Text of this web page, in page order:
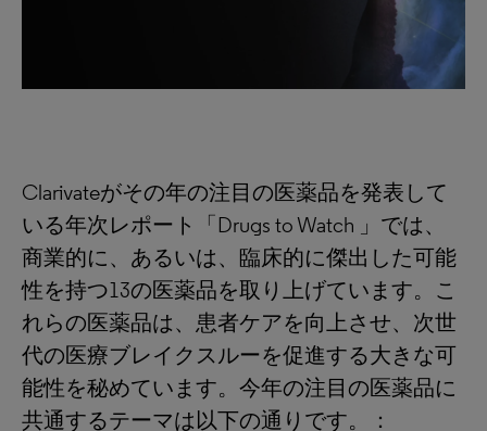
Clarivateがその年の注目の医薬品を発表して
いる年次レポート「Drugs to Watch 」では、
商業的に、あるいは、臨床的に傑出した可能
性を持つ13の医薬品を取り上げています。こ
れらの医薬品は、患者ケアを向上させ、次世
代の医療ブレイクスルーを促進する大きな可
能性を秘めています。今年の注目の医薬品に
共通するテーマは以下の通りです。：